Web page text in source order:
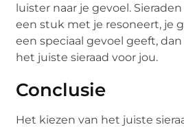
luister naar je gevoel.
een stuk met je resoneert, je
een speciaal gevoel geeft,
het juiste sieraad voor jou.
Conclusie
Het kiezen van het juiste